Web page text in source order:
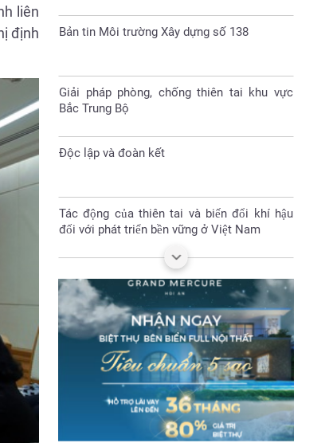
liên
định
Giải pháp phòng, chống thiên tai khu vực
Độc lập và đoàn kết
Tác động của thiên tai và biến đổi khí hậu
Nhà vách kính lớn- sát thủ năng lượng
Đại hội Hội nông dân huyện Sóc Sơn nhiệm
kỳ 2023-2028
Làm gì để bảo vệ tài nguyên thiên nhiên và
môi trường sống
Fiesta – đa tầng kinh doanh – đa tầng